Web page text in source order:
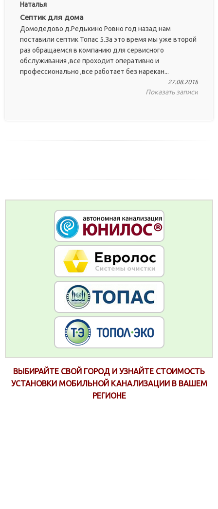
Наталья
Септик для дома
Домодедово д.Редькино Ровно год назад нам
поставили септик Топас 5.За это время мы уже второй
раз обращаемся в компанию для сервисного
обслуживания ,все проходит оперативно и
профессионально ,все работает без нарекан...
27.08.2018
Показать записи
ВЫБИРАЙТЕ СВОЙ ГОРОД И УЗНАЙТЕ СТОИМОСТЬ
УСТАНОВКИ МОБИЛЬНОЙ КАНАЛИЗАЦИИ В ВАШЕМ
РЕГИОНЕ